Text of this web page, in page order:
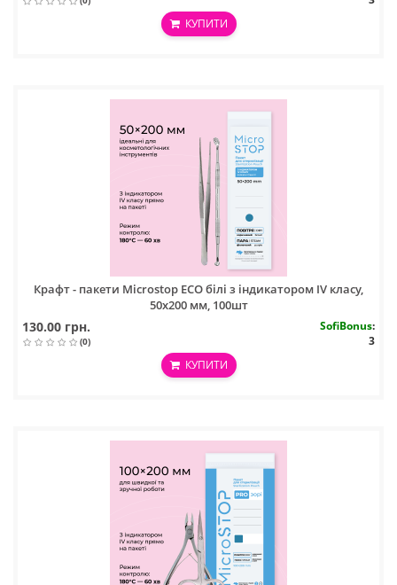
КУПИТИ
Крафт - пакети Microstop ECO білі з індикатором IV класу,
50х200 мм, 100шт
130.00 грн.
(0)
SofiBonus:
3
КУПИТИ